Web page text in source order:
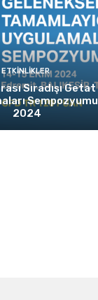
ETKINLIKLER
Sıradışı Getat
Sempozyumu
2024